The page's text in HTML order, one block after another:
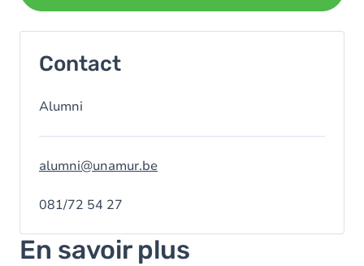
Contact
Alumni
alumni@unamur.be
081/72 54 27
En savoir plus